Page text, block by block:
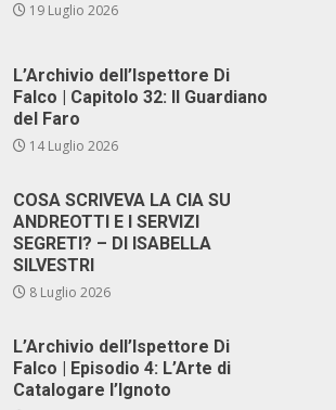
19 Luglio 2026
L’Archivio dell’Ispettore Di
Falco | Capitolo 32: Il Guardiano
del Faro
14 Luglio 2026
COSA SCRIVEVA LA CIA SU
ANDREOTTI E I SERVIZI
SEGRETI? – DI ISABELLA
SILVESTRI
8 Luglio 2026
L’Archivio dell’Ispettore Di
Falco | Episodio 4: L’Arte di
Catalogare l’Ignoto